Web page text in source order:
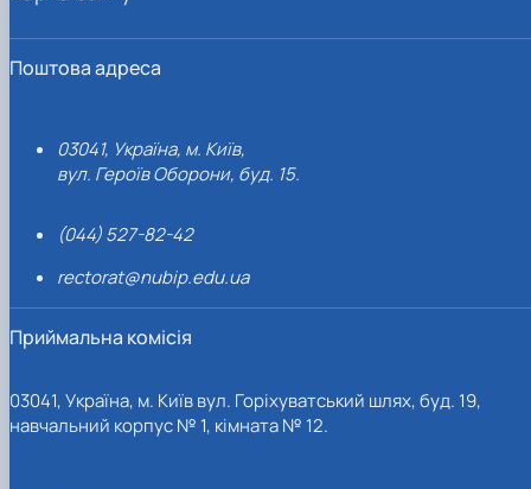
Поштова адреса
03041, Україна, м. Київ,
вул. Героїв Оборони, буд. 15.
(044) 527-82-42
rectorat@nubip.edu.ua
Приймальна комісія
03041, Україна, м. Київ вул. Горіхуватський шлях, буд. 19,
навчальний корпус № 1, кімната № 12.